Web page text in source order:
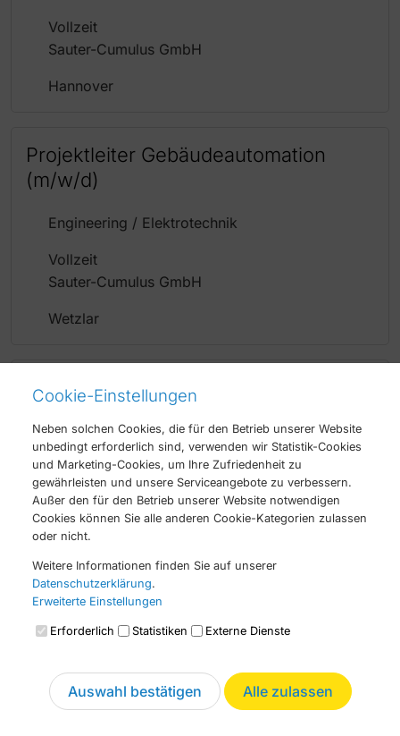
Vollzeit
Sauter-Cumulus GmbH
Hannover
Projektleiter Gebäudeautomation
(m/w/d)
Engineering / Elektrotechnik
Vollzeit
Sauter-Cumulus GmbH
Wetzlar
Projektleiter Gebäudeautomation
Projektmanagement
Vollzeit
Sauter-Cumulus GmbH
Projektleiter Gebäudeautomation
(m/w/d)
Projektmanagement
Cookie-Einstellungen
Neben solchen Cookies, die für den Betrieb unserer Website
unbedingt erforderlich sind, verwenden wir Statistik-Cookies
und Marketing-Cookies, um Ihre Zufriedenheit zu
gewährleisten und unsere Serviceangebote zu verbessern.
Außer den für den Betrieb unserer Website notwendigen
Cookies können Sie alle anderen Cookie-Kategorien zulassen
oder nicht.
Weitere Informationen finden Sie auf unserer
Datenschutzerklärung.
Erweiterte Einstellungen
Erforderlich Statistiken Externe Dienste
Auswahl bestätigen Alle zulassen